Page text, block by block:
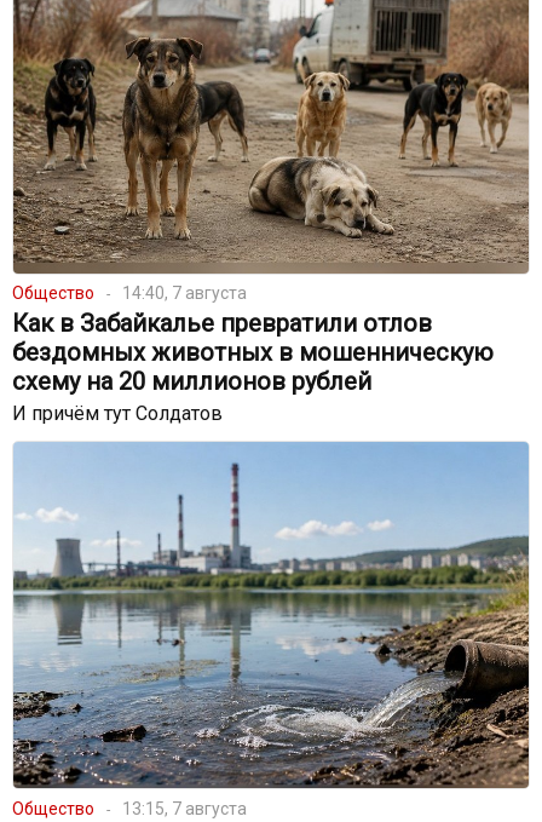
Общество 14:40, 7 августа
Как в Забайкалье превратили отлов
бездомных животных в мошенническую
схему на 20 миллионов рублей
И причём тут Солдатов
Общество 13:15, 7 августа